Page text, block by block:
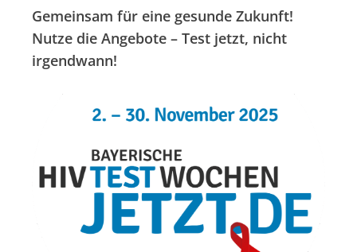
Gemeinsam für eine gesunde Zukunft!
Nutze die Angebote – Test jetzt, nicht
irgendwann!